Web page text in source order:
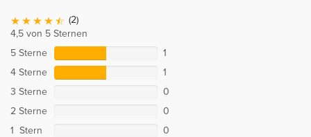
(2)
4,5 von 5 Sternen
5 Sterne
1
4 Sterne
1
3 Sterne
0
2 Sterne
0
1 Stern
0